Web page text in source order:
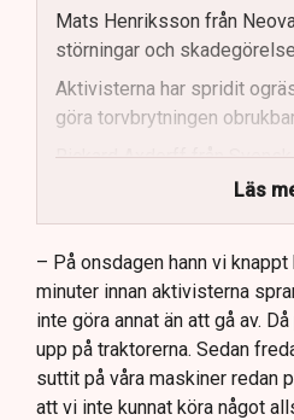
Mats Henriksson från
störningar och skadegörelse.
Aktivisterna har spridit
göra torvbrytningen
Rickard Axdorff från
stort ekonomiskt sabotage.
Dialogpolisen på plats står
aktivisternas handlingar.
Frågor kvarstår om
Läs
– På onsdagen hann vi
minuter innan aktivisterna
inte göra annat än att gå av.
upp på traktorerna. Sedan
suttit på våra maskiner redan
att vi inte kunnat köra något